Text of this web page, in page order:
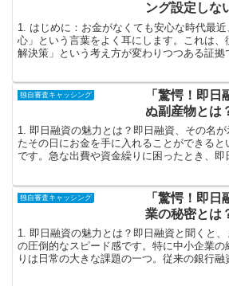
ング設定しな
1. はじめに：お金がなくても安心な時代最
心」という言葉をよく耳にします。これは
解決策」という考え方が変わりつつある証拠
ーンといった金融手段に対する見方がシフト
独自審査キャッシング
「驚愕！即
ぬ副産物とは
1. 即日融資の魅力とは？即日融資、その名
たその日にお金を手に入れることができると
です。急な出費や資金繰りに困ったとき、
とは、多くの人々にとって心強い選択肢で
独自審査キャッシング
「驚愕！即
業の秘密とは
1. 即日融資の魅力とは？即日融資と聞くと
の圧倒的なスピード感です。特に中小企業
りは日常の大きな課題の一つ。従来の銀行
長い審査時間が必要ですが、即日融資はその